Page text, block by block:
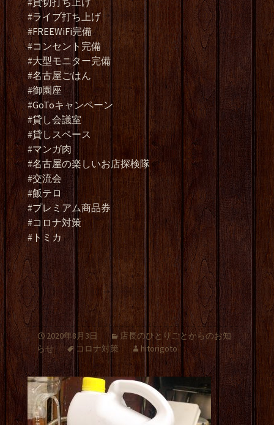
#ライブ打ち上げ
#FREEWiFi完備
#コンセント完備
#大型モニター完備
#名古屋ごはん
#御園座
#GoToキャンペーン
#貸し会議室
#貸しスペース
#マンガ肉
#名古屋の楽しいお店探検隊
#交流会
#飯テロ
#プレミアム商品券
#コロナ対策
#トミカ
2020年8月3日
店長のひとりごとからのお知
らせ
コロナ対策 hitorigoto